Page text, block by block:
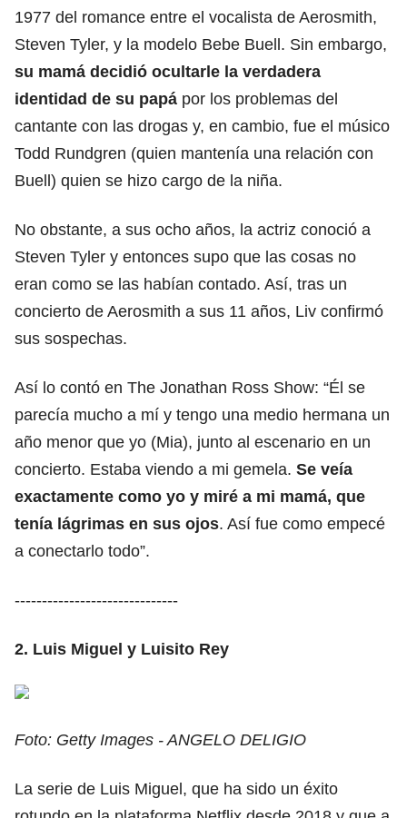
1977 del romance entre el vocalista de Aerosmith,
Steven Tyler, y la modelo Bebe Buell. Sin embargo,
su mamá decidió ocultarle la verdadera
identidad de su papá por los problemas del
cantante con las drogas y, en cambio, fue el músico
Todd Rundgren (quien mantenía una relación con
Buell) quien se hizo cargo de la niña.
No obstante, a sus ocho años, la actriz conoció a
Steven Tyler y entonces supo que las cosas no
eran como se las habían contado. Así, tras un
concierto de Aerosmith a sus 11 años, Liv confirmó
sus sospechas.
Así lo contó en The Jonathan Ross Show: “Él se
parecía mucho a mí y tengo una medio hermana un
año menor que yo (Mia), junto al escenario en un
concierto. Estaba viendo a mi gemela. Se veía
exactamente como yo y miré a mi mamá, que
tenía lágrimas en sus ojos. Así fue como empecé
a conectarlo todo”.
------------------------------
2. Luis Miguel y Luisito Rey
Foto: Getty Images - ANGELO DELIGIO
La serie de Luis Miguel, que ha sido un éxito